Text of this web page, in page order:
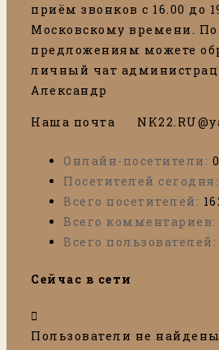
приём звонков с 16.00 до
Московскому времени.
предложениям можете
личный чат
Александр
Наша почта N
Онлайн-посетители: 0
Посетителей сегодня:
Всего посетителей:
Всего комментариев:
Всего пользователей:
Сейчас в сети
Пользователи не найдены